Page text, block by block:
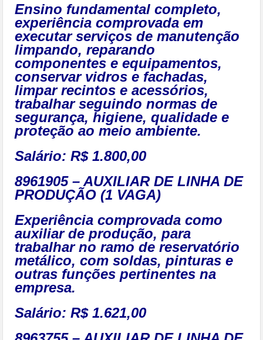
Ensino fundamental completo,
experiência comprovada em
executar serviços de manutenção
limpando, reparando
componentes e equipamentos,
conservar vidros e fachadas,
limpar recintos e acessórios,
trabalhar seguindo normas de
segurança, higiene, qualidade e
proteção ao meio ambiente.
Salário: R$ 1.800,00
8961905 – AUXILIAR DE LINHA DE
PRODUÇÃO (1 VAGA)
Experiência comprovada como
auxiliar de produção, para
trabalhar no ramo de reservatório
metálico, com soldas, pinturas e
outras funções pertinentes na
empresa.
Salário: R$ 1.621,00